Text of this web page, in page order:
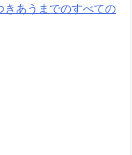
あうまでのすべての